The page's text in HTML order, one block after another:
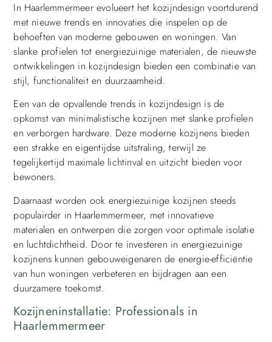
In Haarlemmermeer evolueert het kozijndesign voortdurend
met nieuwe trends en innovaties die inspelen op de
behoeften van moderne gebouwen en woningen. Van
slanke profielen tot energiezuinige materialen, de nieuwste
ontwikkelingen in kozijndesign bieden een combinatie van
stijl, functionaliteit en duurzaamheid.
Een van de opvallende trends in kozijndesign is de
opkomst van minimalistische kozijnen met slanke profielen
en verborgen hardware. Deze moderne kozijnens bieden
een strakke en eigentijdse uitstraling, terwijl ze
tegelijkertijd maximale lichtinval en uitzicht bieden voor
bewoners.
Daarnaast worden ook energiezuinige kozijnen steeds
populairder in Haarlemmermeer, met innovatieve
materialen en ontwerpen die zorgen voor optimale isolatie
en luchtdichtheid. Door te investeren in energiezuinige
kozijnens kunnen gebouweigenaren de energie-efficiëntie
van hun woningen verbeteren en bijdragen aan een
duurzamere toekomst.
Kozijneninstallatie: Professionals in
Haarlemmermeer